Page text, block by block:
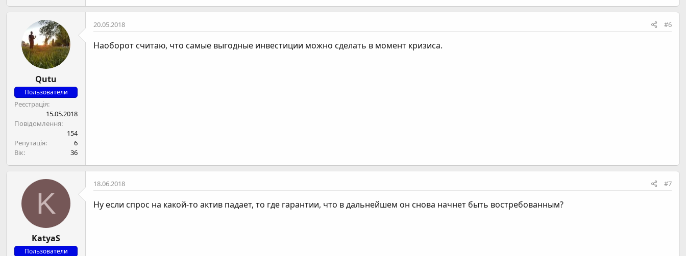
Qutu
Пользователи
Реєстрація
15.05.2018
Повідомлення
154
Репутація
6
Вік
36
20.05.2018 #6
Наоборот считаю, что самые выгодные инвестиции можно сделать в момент кризиса.
K
KatyaS
Пользователи
18.06.2018 #7
Ну если спрос на какой-то актив падает, то где гарантии, что в дальнейшем он снова начнет быть востребованным?